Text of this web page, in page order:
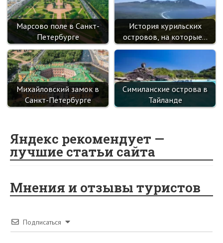
Марсово поле в Санкт-
Петербурге
История курильских
островов, на которые…
Михайловский замок в
Санкт-Петербурге
Симиланские острова в
Тайланде
Яндекс рекомендует —
лучшие статьи сайта
Мнения и отзывы туристов
Подписаться